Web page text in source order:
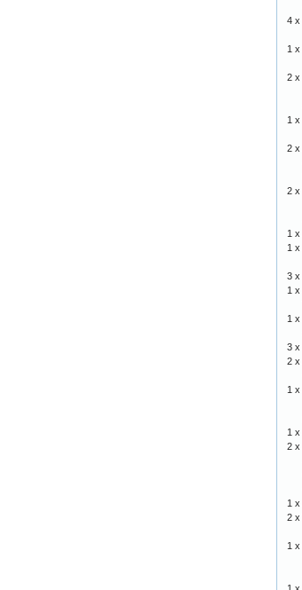
4 x
1 x
2 x
1 x
2 x
2 x
1 x
1 x
3 x
1 x
1 x
3 x
2 x
1 x
1 x
2 x
1 x
2 x
1 x